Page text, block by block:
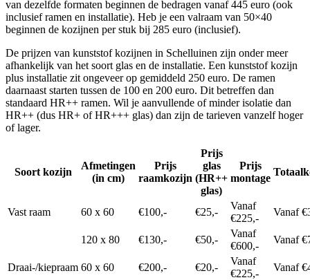
van dezelfde formaten beginnen de bedragen vanaf 445 euro (ook
inclusief ramen en installatie). Heb je een valraam van 50×40
beginnen de kozijnen per stuk bij 285 euro (inclusief).
De prijzen van kunststof kozijnen in Schelluinen zijn onder meer
afhankelijk van het soort glas en de installatie. Een kunststof kozijn
plus installatie zit ongeveer op gemiddeld 250 euro. De ramen
daarnaast starten tussen de 100 en 200 euro. Dit betreffen dan
standaard HR++ ramen. Wil je aanvullende of minder isolatie dan
HR++ (dus HR+ of HR+++ glas) dan zijn de tarieven vanzelf hoger
of lager.
Soort kozijn
Afmetingen
(in cm)
Prijs
raamkozijn
Prijs
glas
(HR++
glas)
Prijs
montage
Vast raam 60 x 60 €100,- €25,-
Vanaf
€225,-
Vanaf
120 x 80 €130,- €50,-
Vanaf
€600,-
Vanaf
Draai-/kiepraam 60 x 60 €200,- €20,-
Vanaf
€225,-
Vanaf